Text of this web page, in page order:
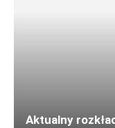
Aktualny